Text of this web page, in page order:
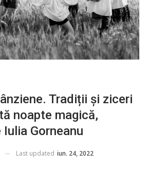
Tradiții și ziceri
noapte magică,
Gorneanu
Last updated iun. 24, 2022